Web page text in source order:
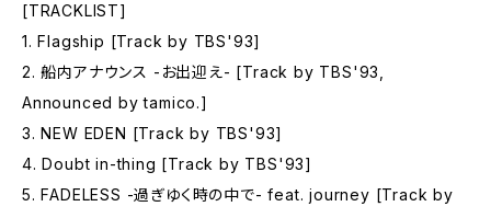
[TRACKLIST]
1. Flagship [Track by TBS'93]
2. 船内アナウンス -お出迎え- [Track by TBS'93,
Announced by tamico.]
3. NEW EDEN [Track by TBS'93]
4. Doubt in-thing [Track by TBS'93]
5. FADELESS -過ぎゆく時の中で- feat. journey [Track by